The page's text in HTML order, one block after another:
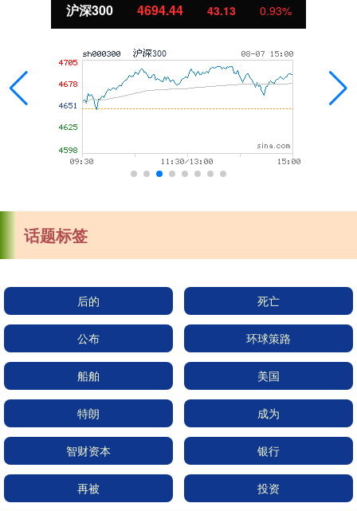
43.13 0.93% 北证50
话题标签
后的 死亡
公布 环球策路
船舶 美国
特朗 成为
智财资本 银行
再被 投资